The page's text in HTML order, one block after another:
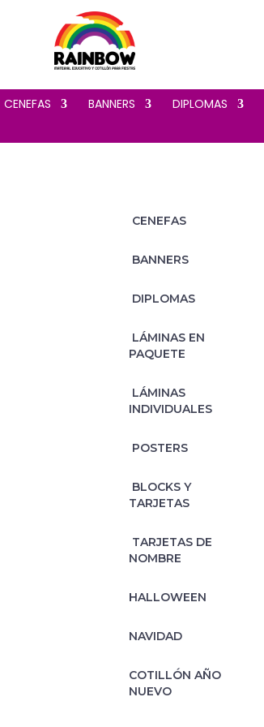
‎ CENEFAS ‎ BANNERS ‎ DIPLOMAS
‎ CENEFAS
‎ BANNERS
‎ DIPLOMAS
‎ LÁMINAS EN
PAQUETE
‎ LÁMINAS
INDIVIDUALES
‎ POSTERS
‎ BLOCKS Y
TARJETAS
‎ TARJETAS DE
NOMBRE
HALLOWEEN
NAVIDAD
‎COTILLÓN AÑO
NUEVO